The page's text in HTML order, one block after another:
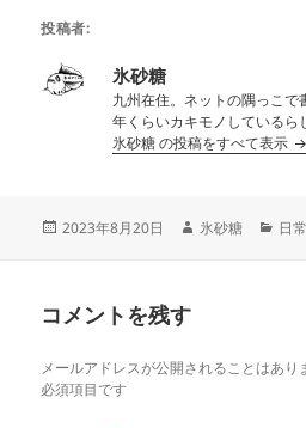
投稿者:
氷砂糖
九州在住。ネットの隅っこ
年くらいカキモノしているら
氷砂糖 の投稿をすべて表示
投
2023年8月20日
作
氷砂糖
カ
日常
コメントを残す
メールアドレスが公開されることはあり
必須項目です